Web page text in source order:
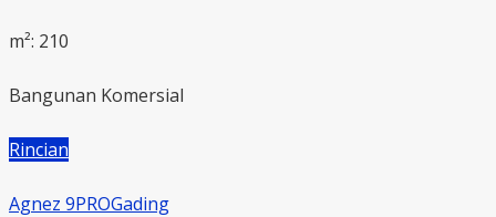
m²: 210
Bangunan Komersial
Rincian
Agnez 9PROGading